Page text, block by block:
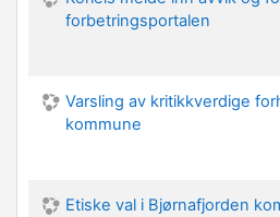
forbetringsportalen
Varsling av kritikkverdige
kommune
Etiske val i Bjørnafjorden